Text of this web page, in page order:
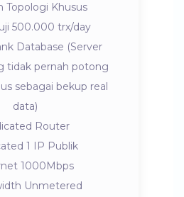
Topologi Khusus
500.000 trx/day
Database (Server
tidak pernah potong
sebagai bekup real
data)
Router
1 IP Publik
1000Mbps
Unmetered